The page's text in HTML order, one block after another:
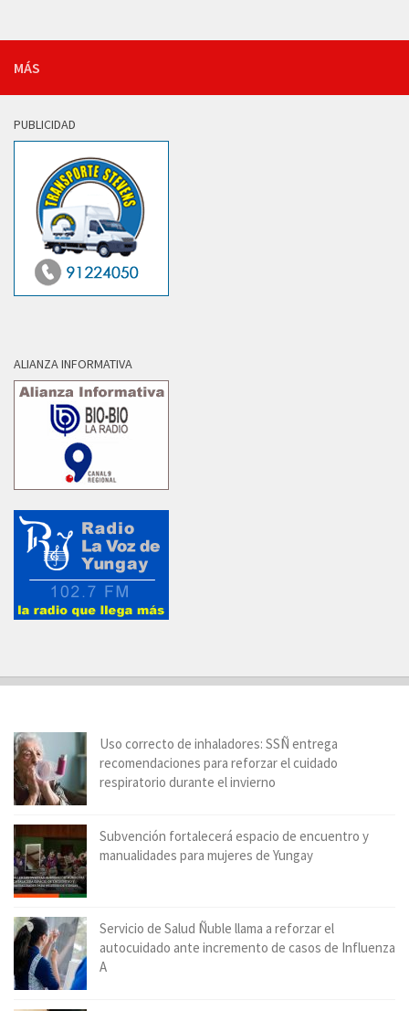
MÁS
PUBLICIDAD
ALIANZA INFORMATIVA
Uso correcto de inhaladores: SSÑ entrega
recomendaciones para reforzar el cuidado
respiratorio durante el invierno
Subvención fortalecerá espacio de encuentro y
manualidades para mujeres de Yungay
Servicio de Salud Ñuble llama a reforzar el
autocuidado ante incremento de casos de Influenza
A